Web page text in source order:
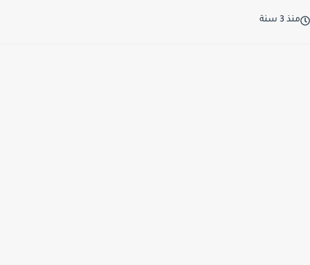
منذ 3 سنة